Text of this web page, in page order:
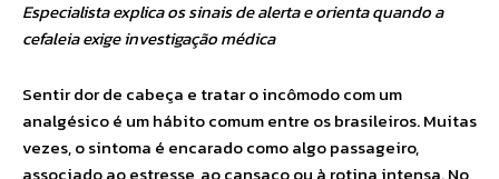
Especialista explica os sinais de alerta e orienta quando a
cefaleia exige investigação médica
Sentir dor de cabeça e tratar o incômodo com um
analgésico é um hábito comum entre os brasileiros. Muitas
vezes, o sintoma é encarado como algo passageiro,